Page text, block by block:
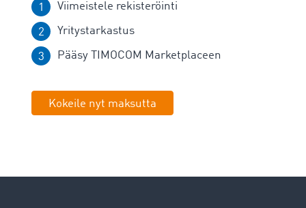
Viimeistele rekisteröinti
Yritystarkastus
Pääsy TIMOCOM Marketplaceen
Kokeile nyt maksutta